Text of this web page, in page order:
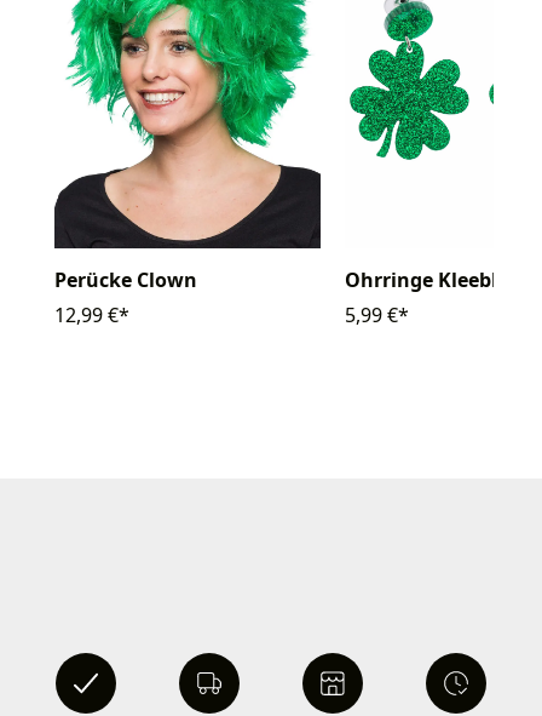
Perücke Clown
12,99 €*
Ohrringe Kleeblatt
5,99 €*